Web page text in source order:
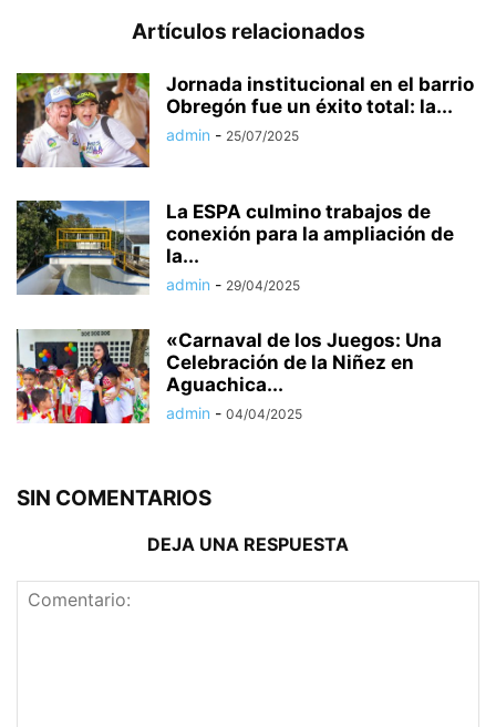
Artículos relacionados
Jornada institucional en el barrio
Obregón fue un éxito total: la...
admin - 25/07/2025
La ESPA culmino trabajos de
conexión para la ampliación de
la...
admin - 29/04/2025
«Carnaval de los Juegos: Una
Celebración de la Niñez en
Aguachica...
admin - 04/04/2025
SIN COMENTARIOS
DEJA UNA RESPUESTA